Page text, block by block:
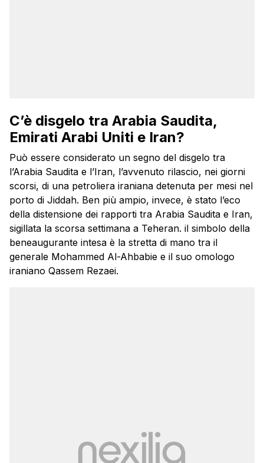
C’è disgelo tra Arabia Saudita,
Emirati Arabi Uniti e Iran?
Può essere considerato un segno del disgelo tra
l’Arabia Saudita e l’Iran, l’avvenuto rilascio, nei giorni
scorsi, di una petroliera iraniana detenuta per mesi nel
porto di Jiddah. Ben più ampio, invece, è stato l’eco
della distensione dei rapporti tra Arabia Saudita e Iran,
sigillata la scorsa settimana a Teheran. il simbolo della
beneaugurante intesa è la stretta di mano tra il
generale Mohammed Al-Ahbabie e il suo omologo
iraniano Qassem Rezaei.